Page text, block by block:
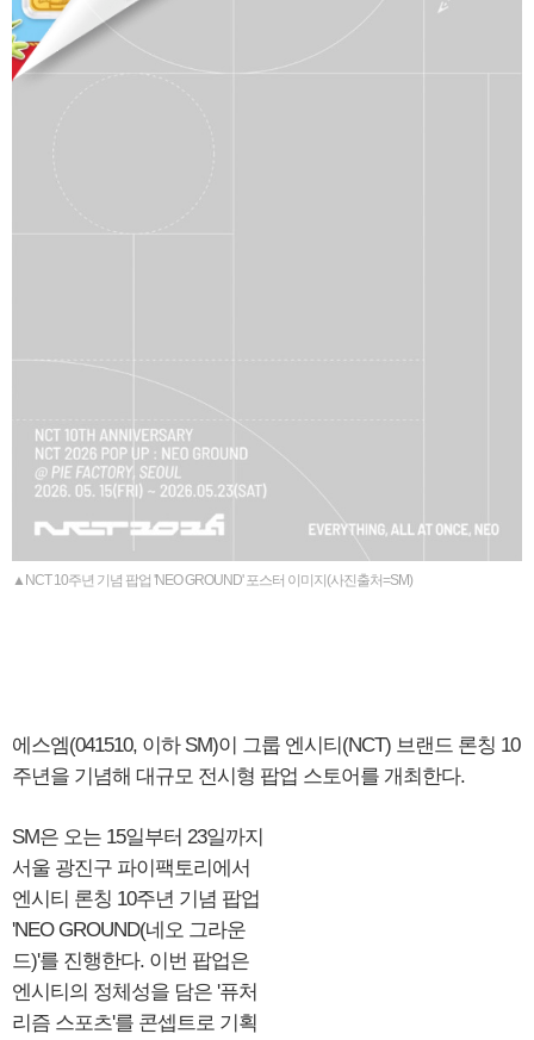
▲NCT 10주년 기념 팝업 'NEO GROUND' 포스터 이미지(사진출처=SM)
에스엠(041510, 이하 SM)이 그룹 엔시티(NCT) 브랜드 론칭 10
주년을 기념해 대규모 전시형 팝업 스토어를 개최한다.
SM은 오는 15일부터 23일까지
서울 광진구 파이팩토리에서
엔시티 론칭 10주년 기념 팝업
'NEO GROUND(네오 그라운
드)'를 진행한다. 이번 팝업은
엔시티의 정체성을 담은 '퓨처
리즘 스포츠'를 콘셉트로 기획